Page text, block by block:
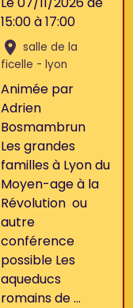
15:00à 17:00
salle de la
ficelle - lyon
Animée par
Adrien
Bosmambrun
Les grandes
familles à Lyon du
Moyen-age à la
Révolution ou
autre
conférence
possible Les
aqueducs
romains de ...